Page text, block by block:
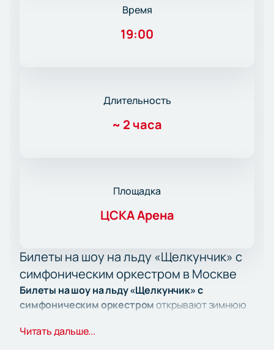
Время
19:00
Длительность
~ 2 часа
Площадка
ЦСКА Арена
Билеты на шоу на льду «Щелкунчик» с
симфоническим оркестром в Москве
Билеты на шоу на льду «Щелкунчик» с
симфоническим оркестромоткрывают зимнюю
сочетает классику фигурного катания и живую
Читать дальше...